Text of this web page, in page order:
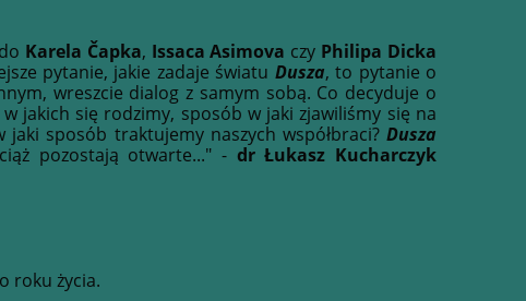
Karela Čapka, Issaca Asimova czy Philipa Dicka
pytanie, jakie zadaje światu Dusza, to pytanie o
wreszcie dialog z samym sobą. Co decyduje o
jakich się rodzimy, sposób w jaki zjawiliśmy się na
sposób traktujemy naszych współbraci? Dusza
pozostają otwarte..." - dr Łukasz Kucharczyk
roku życia.